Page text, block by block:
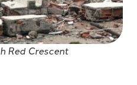
Red Crescent